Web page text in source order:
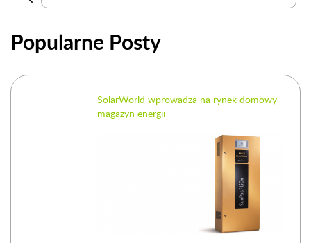
Popularne Posty
SolarWorld wprowadza na rynek domowy
magazyn energii